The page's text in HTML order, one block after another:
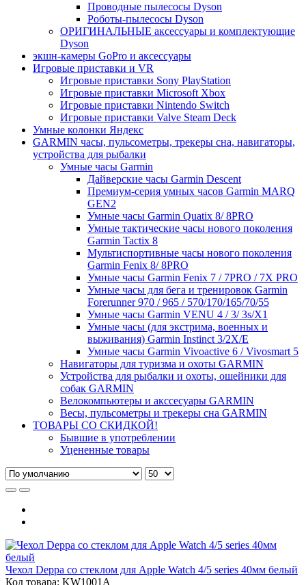
Проводные пылесосы Dyson
Роботы-пылесосы Dyson
ОРИГИНАЛЬНЫЕ аксессуары и комплектующие
Dyson
экшн-камеры GoPro и аксессуары
Игровые приставки и VR
Игровые приставки Sony PlayStation
Игровые приставки Microsoft Xbox
Игровые приставки Nintendo Switch
Игровые приставки Valve Steam Deck
Умные колонки Яндекс
GARMIN часы, пульсометры, трекеры сна, навигаторы,
устройства для рыбалки
Умные часы Garmin
Дайверские часы Garmin Descent
Премиум-серия умных часов Garmin MARQ
GEN2
Умные часы Garmin Quatix 8/ 8PRO
Умные тактические часы нового поколения
Garmin Tactix 8
Мультиспортивные часы нового поколения
Garmin Fenix 8/ 8PRO
Умные часы Garmin Fenix 7 / 7PRO / 7X PRO
Умные часы для бега и тренировок Garmin
Forerunner 970 / 965 / 570/170/165/70/55
Умные часы Garmin VENU 4 / 3/ 3s/X1
Умные часы (для экстрима, военных и
выживания) Garmin Instinct 3/2X/E
Умные часы Garmin Vivoactive 6 / Vivosmart 5
Навигаторы для туризма и охоты GARMIN
Устройства для рыбалки и охоты, ошейники для
собак GARMIN
Велокомпьютеры и акссесуары GARMIN
Весы, пульсометры и трекеры сна GARMIN
ТОВАРЫ СО СКИДКОЙ!
Бывшие в употреблении
Уцененные товары
Чехол Deppa со стеклом для Apple Watch 4/5 series 40мм белый
Код товара: KW1001A